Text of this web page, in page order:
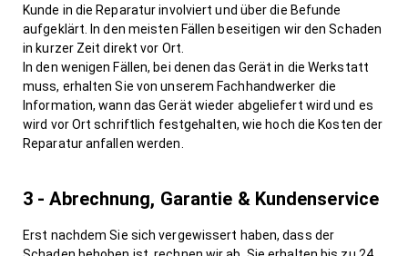
Kunde in die Reparatur involviert und über die Befunde
aufgeklärt. In den meisten Fällen beseitigen wir den Schaden
in kurzer Zeit direkt vor Ort.
In den wenigen Fällen, bei denen das Gerät in die Werkstatt
muss, erhalten Sie von unserem Fachhandwerker die
Information, wann das Gerät wieder abgeliefert wird und es
wird vor Ort schriftlich festgehalten, wie hoch die Kosten der
Reparatur anfallen werden.
3 - Abrechnung, Garantie & Kundenservice
Erst nachdem Sie sich vergewissert haben, dass der